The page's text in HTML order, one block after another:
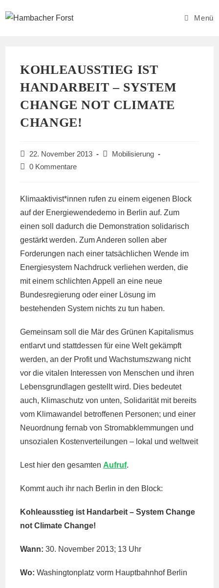
Inhalt
Menü
KOHLEAUSSTIEG IST
HANDARBEIT – SYSTEM
CHANGE NOT CLIMATE
CHANGE!
Beitrag
veröffentlicht:
22. November 2013
Beitrags-
Mobilisierung
Beitrags-
0 Kommentare
Klimaaktivist*innen rufen zu einem eigenen Block
auf der Energiewendedemo in Berlin auf. Zum
einen soll dadurch die Demonstration solidarisch
gestärkt werden. Zum Anderen sollen aber
Forderungen nach einer tatsächlichen Wende im
Energiesystem Nachdruck verliehen werden, die
mit einem schlichten Appell an eine neue
Bundesregierung oder einer Lösung im
bestehenden System nichts zu tun haben.
Gemeinsam soll die Mär des Grünen Kapitalismus
entlarvt und stattdessen für eine Welt gekämpft
werden, an der Profit und Wachstumszwang nicht
vor die vitalen Interessen von Menschen und ihren
Lebensgrundlagen gestellt wird. Dies bedeutet
auch, Klimaschutz von unten, Solidarität mit bereits
vom Klimawandel betroffenen Personen; und einer
Neuordnung fernab von Stromabklemmungen und
unsozialen Kostenverteilungen – lokal und weltweit
Lest hier den gesamten Aufruf.
Kommt auch ihr nach Berlin in den Block:
Kohleausstieg ist Handarbeit – System Change
not Climate Change!
Wann: 30. November 2013; 13 Uhr
Wo: Washingtonplatz vorm Hauptbahnhof Berlin